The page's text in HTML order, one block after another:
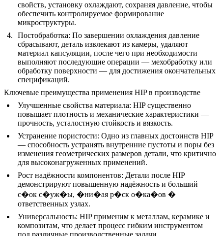
свойств, установку охлаждают, сохраняя давление, чтобы
обеспечить контролируемое формирование
микроструктуры.
Постобработка: По завершении охлаждения давление
сбрасывают, деталь извлекают из камеры, удаляют
материал капсуляции, после чего при необходимости
выполняют последующие операции — мехобработку или
обработку поверхности — для достижения окончательных
спецификаций.
Ключевые преимущества применения HIP в производстве
Улучшенные свойства материала: HIP существенно
повышает плотность и механические характеристики —
прочность, усталостную стойкость и вязкость.
Устранение пористости: Одно из главных достоинств HIP
— способность устранять внутренние пустоты и поры без
изменения геометрических размеров детали, что критично
для высоконагруженных применений.
Рост надёжности компонентов: Детали после HIP
демонстрируют повышенную надёжность и больший
с�ок с�уж�ы, �ни�ая р�ск о�ка�ов �
ответственных узлах.
Универсальность: HIP применим к металлам, керамике и
композитам, что делает процесс гибким инструментом
под различные производственные задачи.